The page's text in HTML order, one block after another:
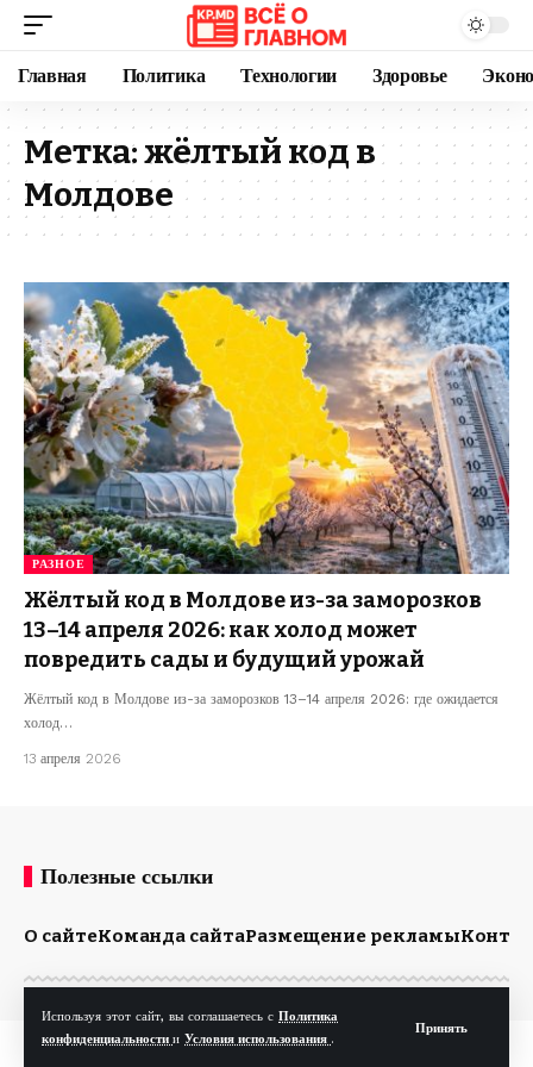
Используя этот сайт, вы соглашаетесь с Политика
конфиденциальности и Условия использования .
Принять
Главная Политика Технологии Здоровье
Метка:жёлтый код в
Молдове
РАЗНОЕ
Жёлтый код в Молдове из-за заморозков
13–14 апреля 2026: как холод может
повредить сады и будущий урожай
Жёлтый код в Молдове из-за заморозков 13–14 апреля 2026: где ожидается
холод…
13 апреля 2026
Полезные ссылки
О сайтеКоманда сайтаРазмещение рекламы
© Kp.md. Все права защищены.